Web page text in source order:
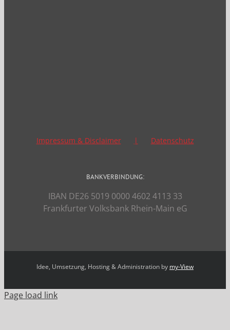
Impressum & Disclaimer Datenschutz
BANKVERBINDUNG:
IBAN DE26 5019 0000 4602 4113 33
Frankfurter Volksbank Rhein-Main eG
Idee, Umsetzung, Hosting & Administration by my-View
Page load link